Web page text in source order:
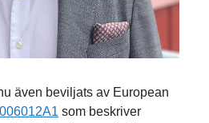
även beviljats av European
som beskriver